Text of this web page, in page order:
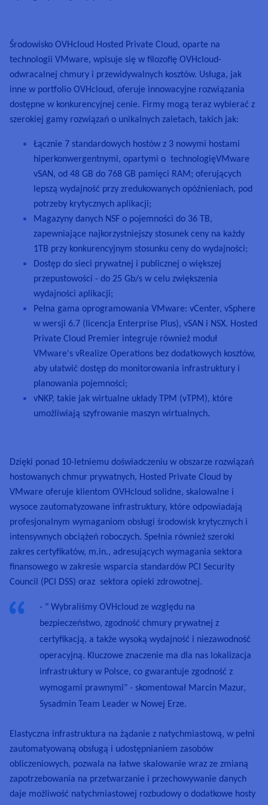
Dokumentacja
Roadmap & Changelog
Roadmap & Changelog
Środowisko OVHcloud Hosted Private Cloud, oparte na
technologii VMware, wpisuje się w filozofię OVHcloud-
odwracalnej chmury i przewidywalnych kosztów. Usługa, jak
inne w portfolio OVHcloud, oferuje innowacyjne rozwiązania
dostępne w konkurencyjnej cenie. Firmy mogą teraz wybierać z
szerokiej gamy rozwiązań o unikalnych zaletach, takich jak:
Łącznie 7 standardowych hostów z 3 nowymi hostami
hiperkonwergentnymi, opartymi o technologięVMware
vSAN, od 48 GB do 768 GB pamięci RAM; oferujących
lepszą wydajność przy zredukowanych opóźnieniach, pod
potrzeby krytycznych aplikacji;
Magazyny danych NSF o pojemności do 36 TB,
zapewniające najkorzystniejszy stosunek ceny na każdy
1TB przy konkurencyjnym stosunku ceny do wydajności;
Dostęp do sieci prywatnej i publicznej o większej
przepustowości - do 25 Gb/s w celu zwiększenia
wydajności aplikacji;
Pełna gama oprogramowania VMware: vCenter, vSphere
w wersji 6.7 (licencja Enterprise Plus), vSAN i NSX. Hosted
Private Cloud Premier integruje również moduł
VMware's vRealize Operations bez dodatkowych kosztów,
aby ułatwić dostęp do monitorowania infrastruktury i
planowania pojemności;
vNKP, takie jak wirtualne układy TPM (vTPM), które
umożliwiają szyfrowanie maszyn wirtualnych.
Dzięki ponad 10-letniemu doświadczeniu w obszarze rozwiązań
hostowanych chmur prywatnych, Hosted Private Cloud by
VMware oferuje klientom OVHcloud solidne, skalowalne i
wysoce zautomatyzowane infrastruktury, które odpowiadają
profesjonalnym wymaganiom obsługi środowisk krytycznych i
intensywnych obciążeń roboczych. Spełnia również szeroki
zakres certyfikatów, m.in., adresujących wymagania sektora
finansowego w zakresie wsparcia standardów PCI Security
Council (PCI DSS) oraz sektora opieki zdrowotnej.
- " Wybraliśmy OVHcloud ze względu na
bezpieczeństwo, zgodność chmury prywatnej z
certyfikacją, a także wysoką wydajność i niezawodność
operacyjną. Kluczowe znaczenie ma dla nas lokalizacja
infrastruktury w Polsce, co gwarantuje zgodność z
wymogami prawnymi" - skomentował Marcin Mazur,
Sysadmin Team Leader w Nowej Erze.
Elastyczna infrastruktura na żądanie z natychmiastową, w pełni
zautomatyowaną obsługą i udostępnianiem zasobów
obliczeniowych, pozwala na łatwe skalowanie wraz ze zmianą
zapotrzebowania na przetwarzanie i przechowywanie danych
daje możliwość natychmiastowej rozbudowy o dodatkowe hosty